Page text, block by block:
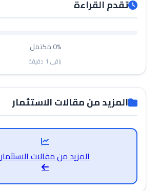
تقدم القراءة
0%مكتمل
باقي 1 دقيقة
المزيد من مقالات الاستثمار
المزيد من مقالات الاستثمار